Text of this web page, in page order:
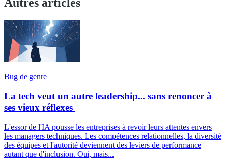
Autres articles
Bug de genre
La tech veut un autre leadership... sans renoncer à
ses vieux réflexes
L'essor de l'IA pousse les entreprises à revoir leurs attentes envers
les managers techniques. Les compétences relationnelles, la diversité
des équipes et l'autorité deviennent des leviers de performance
autant que d'inclusion. Oui, mais...